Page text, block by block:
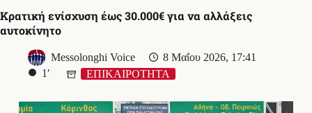
Κρατική ενίσχυση έως 30.000€ για να αλλάξεις
αυτοκίνητο
Messolonghi Voice
8 Μαΐου 2026, 17:41
1′
ΕΠΙΚΑΙΡΟΤΗΤΑ